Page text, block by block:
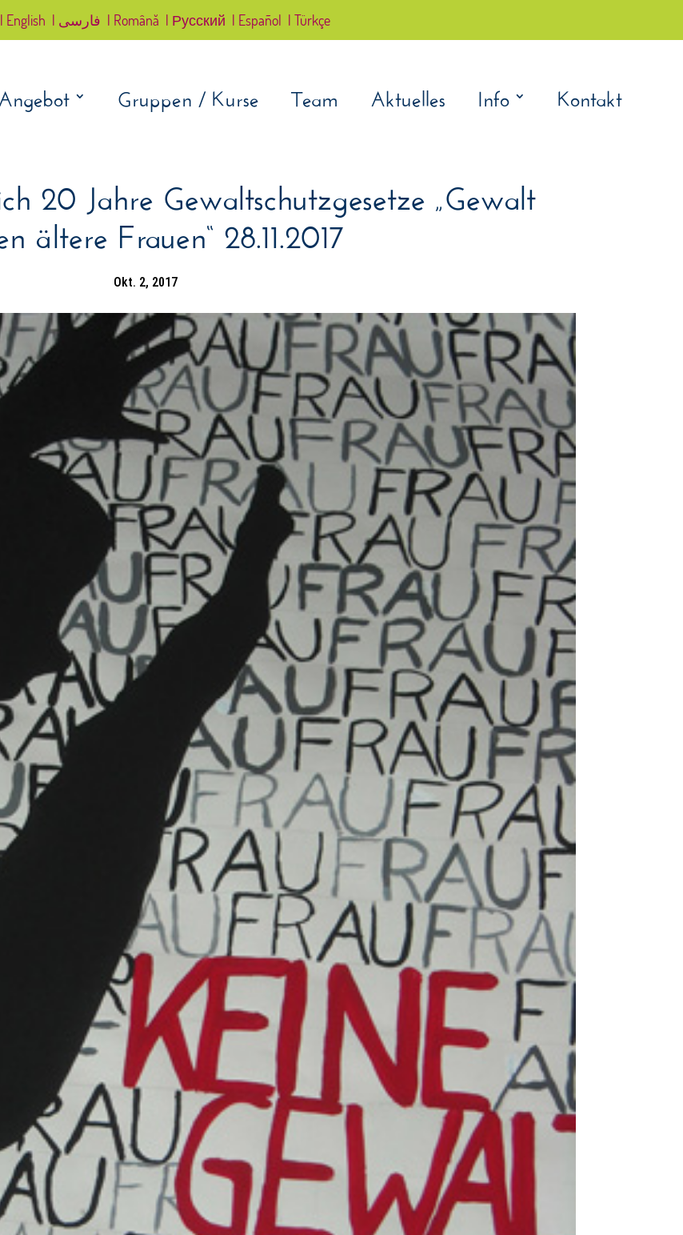
| English | فارسی | Română | Русский | Español | Türkçe
Angebot Gruppen / Kurse Team Aktuelles Info Kontakt
20 Jahre Gewaltschutzgesetze „Gewalt
ältere Frauen“ 28.11.2017
Okt. 2, 2017